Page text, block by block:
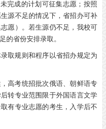
完成的计划可征集志愿；按照
源不足的情况下，省招办可补
愿）。若生源仍不足，我校可
的省份安排录取。
取规则和程序以省招办规定为
高考统招批次俄语、朝鲜语专
转专业范围限于外国语言文学
有专业志愿的考生，入学后不